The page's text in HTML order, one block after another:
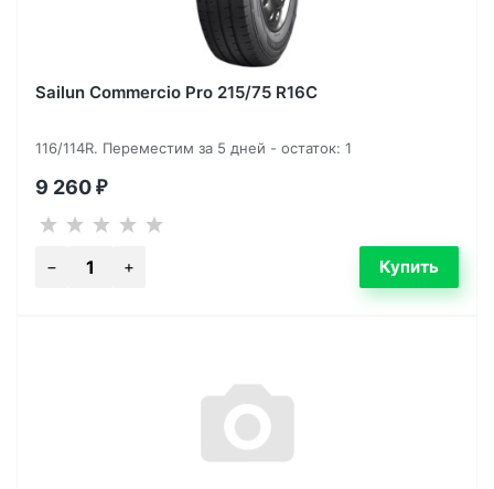
Sailun Commercio Pro 215/75 R16C
116/114R. Переместим за 5 дней - остаток: 1
9 260 ₽